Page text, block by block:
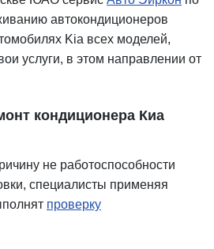
автокондиционеров
Kia всех моделей,
услуги, в этом направлении от
кондиционера Киа
не работоспособности
специалисты применяя
проверку